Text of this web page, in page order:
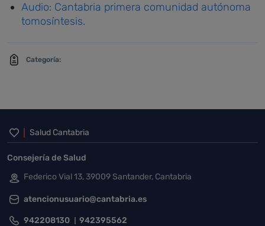
Audio: Cantabria primera comunidad autónoma
tomosíntesis.
Categoría:
Inicio del pie de página
Salud Cantabria
Consejería de Salud
Federico Vial 13, 39009 Santander, Cantabria
atencionusuario@cantabria.es
942208130 942395562